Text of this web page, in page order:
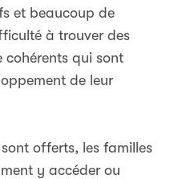
et beaucoup de
à trouver des
cohérents qui sont
de leur
offerts, les familles
y accéder ou